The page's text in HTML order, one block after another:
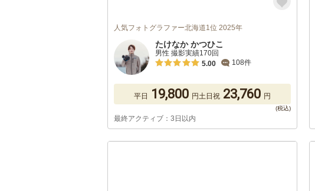
人気フォトグラファー北海道1位 2025年
たけなか かつひこ
男性 撮影実績170回
5.00
108件
平日 19,800 円土日祝 23,760 円
最終アクティブ：3日以内